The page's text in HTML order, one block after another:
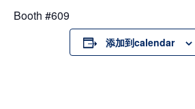
Booth #609
添加到calendar